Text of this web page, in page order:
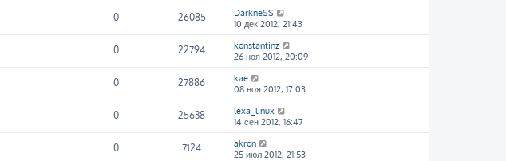
0 26085
DarkneSS
10 дек 2012, 21:43
0 22794
konstantinz
26 ноя 2012, 20:09
0 27886
kae
08 ноя 2012, 17:03
0 25638
lexa_linux
14 сен 2012, 16:47
0 7124
akron
25 июл 2012, 21:53